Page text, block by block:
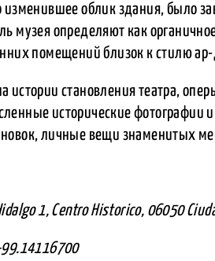
изменившее облик здания, было
музея определяют как
помещений близок к стилю
истории становления театра,
исторические
личные вещи знаменитых
1, Centro Historico, 06050